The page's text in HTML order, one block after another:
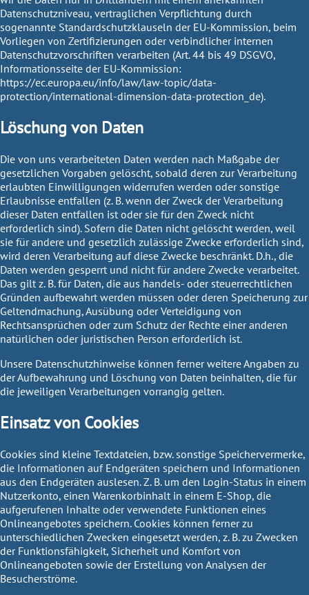
Datenschutzniveau, vertraglichen Verpflichtung durch
sogenannte Standardschutzklauseln der EU-Kommission, beim
Vorliegen von Zertifizierungen oder verbindlicher internen
Datenschutzvorschriften verarbeiten (Art. 44 bis 49 DSGVO,
Informationsseite der EU-Kommission:
https://ec.europa.eu/info/law/law-topic/data-
protection/international-dimension-data-protection_de).
Löschung von Daten
Die von uns verarbeiteten Daten werden nach Maßgabe der
gesetzlichen Vorgaben gelöscht, sobald deren zur Verarbeitung
erlaubten Einwilligungen widerrufen werden oder sonstige
Erlaubnisse entfallen (z. B. wenn der Zweck der Verarbeitung
dieser Daten entfallen ist oder sie für den Zweck nicht
erforderlich sind). Sofern die Daten nicht gelöscht werden, weil
sie für andere und gesetzlich zulässige Zwecke erforderlich sind,
wird deren Verarbeitung auf diese Zwecke beschränkt. D.h., die
Daten werden gesperrt und nicht für andere Zwecke verarbeitet.
Das gilt z. B. für Daten, die aus handels- oder steuerrechtlichen
Gründen aufbewahrt werden müssen oder deren Speicherung zur
Geltendmachung, Ausübung oder Verteidigung von
Rechtsansprüchen oder zum Schutz der Rechte einer anderen
natürlichen oder juristischen Person erforderlich ist.
Unsere Datenschutzhinweise können ferner weitere Angaben zu
der Aufbewahrung und Löschung von Daten beinhalten, die für
die jeweiligen Verarbeitungen vorrangig gelten.
Einsatz von Cookies
Cookies sind kleine Textdateien, bzw. sonstige Speichervermerke,
die Informationen auf Endgeräten speichern und Informationen
aus den Endgeräten auslesen. Z. B. um den Login-Status in einem
Nutzerkonto, einen Warenkorbinhalt in einem E-Shop, die
aufgerufenen Inhalte oder verwendete Funktionen eines
Onlineangebotes speichern. Cookies können ferner zu
unterschiedlichen Zwecken eingesetzt werden, z. B. zu Zwecken
der Funktionsfähigkeit, Sicherheit und Komfort von
Onlineangeboten sowie der Erstellung von Analysen der
Besucherströme.